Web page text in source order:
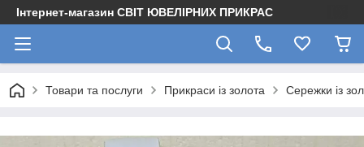
Інтернет-магазин СВІТ ЮВЕЛІРНИХ ПРИКРАС
Товари та послуги Прикраси із золота Сережки із